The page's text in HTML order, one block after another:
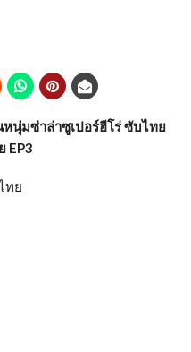
หนุ่มซ่าล่าซูเปอร์ฮีโร่ ซับไทย
EP3